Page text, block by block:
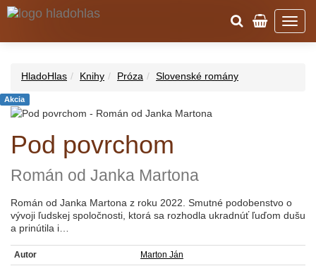
HladoHlas Knihy Próza Slovenské romány
Akcia
Pod povrchom
Román od Janka Martona
Román od Janka Martona z roku 2022. Smutné podobenstvo o
vývoji ľudskej spoločnosti, ktorá sa rozhodla ukradnúť ľuďom dušu
a prinútila i…
Autor
Marton Ján